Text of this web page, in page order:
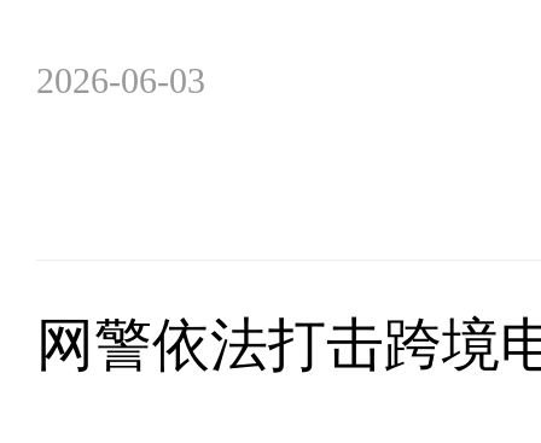
2026-06-03
网警依法打击跨境